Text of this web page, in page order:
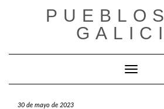
Cambiar
30 de mayo de 2023